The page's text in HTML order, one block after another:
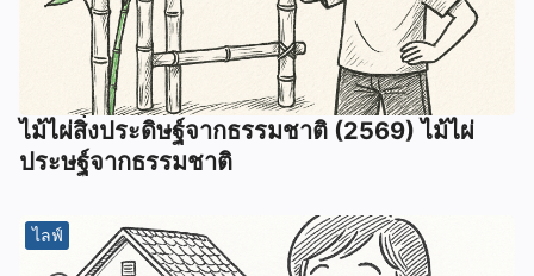
ไม้ไผ่สิ่งประดิษฐ์จากธรรมชาติ (2569) ไม้ไผ่
ประษฐ์จากธรรมชาติ
ไลฟ์